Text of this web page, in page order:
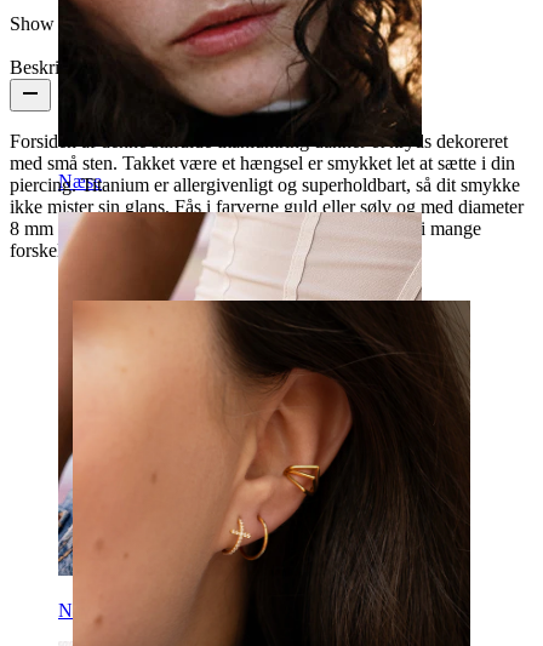
Næse
Navle
Show pair option: Ja
Beskrivelse
Forsiden af denne stilfulde titaniumring danner et kryds dekoreret
med små sten. Takket være et hængsel er smykket let at sætte i din
piercing. Titanium er allergivenligt og superholdbart, så dit smykke
ikke mister sin glans. Fås i farverne guld eller sølv og med diameter
8 mm eller 10 mm. Et alsidigt smykke, der kan bæres i mange
forskellige piercinger, inkl. øreflippen, helix og tragus.